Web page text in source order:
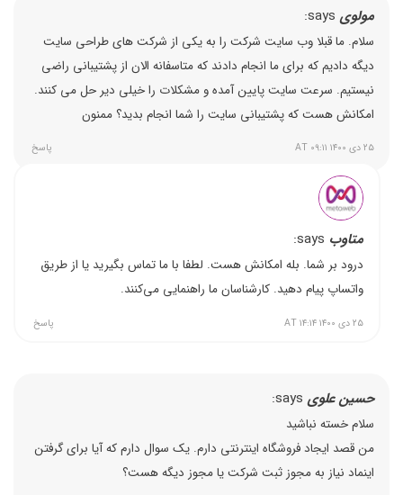
مولوی says:
سلام. ما قبلا وب سایت شرکت را به یکی از شرکت های طراحی سایت
دیگه دادیم که برای ما انجام دادند که متاسفانه الان از پشتیبانی راضی
نیستیم. سرعت سایت پایین آمده و مشکلات را خیلی دیر حل می کنند.
امکانش هست که پشتیبانی سایت را شما انجام بدید؟ ممنون
۲۵ دی ۱۴۰۰ AT ۰۹:۱۱ پاسخ
متاوب says:
درود بر شما. بله امکانش هست. لطفا با ما تماس بگیرید یا از طریق
واتساپ پیام دهید. کارشناسان ما راهنمایی می‌کنند.
۲۵ دی ۱۴۰۰ AT ۱۴:۱۴ پاسخ
حسین علوی says:
سلام خسته نباشید
من قصد ایجاد فروشگاه اینترنتی دارم. یک سوال دارم که آیا برای گرفتن
اینماد نیاز به مجوز ثبت شرکت یا مجوز دیگه هست؟